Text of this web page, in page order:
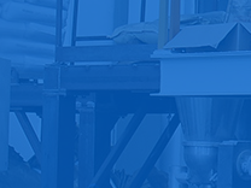
北京市通州区恒业北七街6号院17号楼2层101-2743室
天津办公地址： 天津市武清区高村镇学院道南侧嘉
宇广场5号楼202